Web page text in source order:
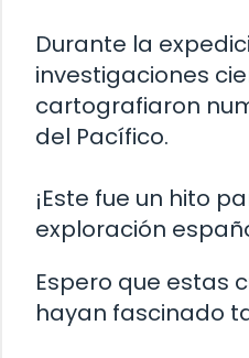
Durante la
investigaciones
cartografiaron
del Pacífico.
¡Este fue un hito
exploración
Espero que estas
hayan fascinado